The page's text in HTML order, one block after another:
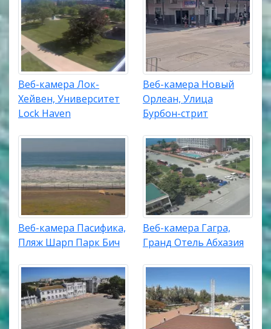
Веб-камера Лок-
Хейвен, Университет
Lock Haven
Веб-камера Новый
Орлеан, Улица
Бурбон-стрит
Веб-камера Пасифика,
Пляж Шарп Парк Бич
Веб-камера Гагра,
Гранд Отель Абхазия